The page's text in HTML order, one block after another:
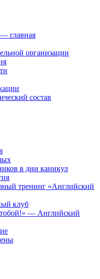
главная
организации
состав
в дни каникул
тренинг «Английский
клуб
тобой!» — Английский